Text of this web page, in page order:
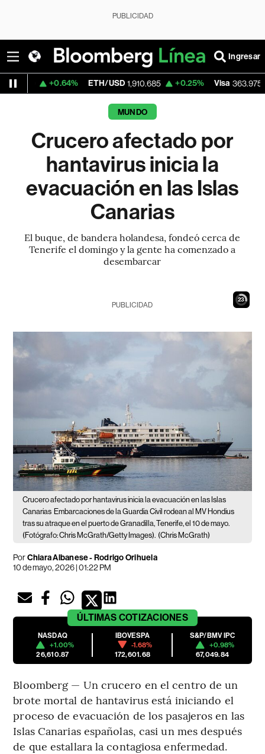
PUBLICIDAD
Ingresar
ETH/USD 1,910.685 +0.25% Visa 363.975 -1.75%
MUNDO
Crucero afectado por
hantavirus inicia la
evacuación en las Islas
Canarias
El buque, de bandera holandesa, fondeó cerca de
Tenerife el domingo y la gente ha comenzado a
desembarcar
22
PUBLICIDAD
Crucero afectado por hantavirus inicia la evacuación en las Islas
Canarias Embarcaciones de la Guardia Civil rodean al MV Hondius
tras su atraque en el puerto de Granadilla, Tenerife, el 10 de mayo.
(Fotógrafo: Chris McGrath/Getty Images). (Chris McGrath)
PorChiara Albanese - Rodrigo Orihuela
10 de mayo, 2026 | 01:22 PM
ÚLTIMAS COTIZACIONES
NASDAQ
+1.00%
26,610.87
IBOVESPA
-1.68%
172,601.68
S&P/BMV IPC
+0.98%
67,049.84
Bloomberg — Un crucero en el centro de un
brote mortal de hantavirus está iniciando el
proceso de evacuación de los pasajeros en las
Islas Canarias españolas, casi un mes después
de que estallara la contagiosa enfermedad.